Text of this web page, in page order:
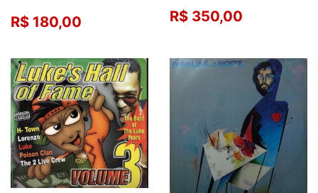
R$ 180,00 R$ 350,00